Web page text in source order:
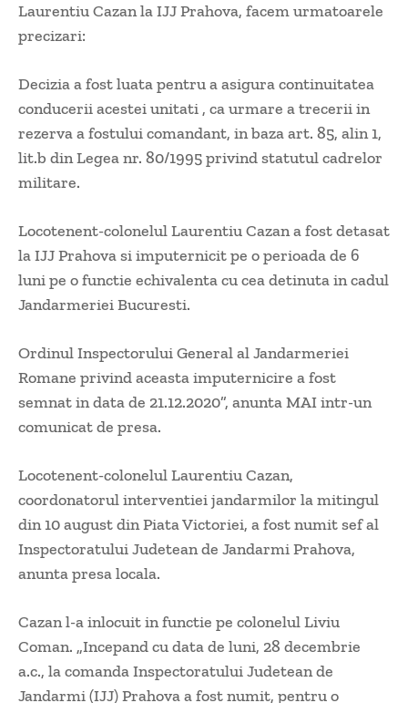
Laurentiu Cazan la IJJ Prahova, facem urmatoarele
precizari:
Decizia a fost luata pentru a asigura continuitatea
conducerii acestei unitati , ca urmare a trecerii in
rezerva a fostului comandant, in baza art. 85, alin 1,
lit.b din Legea nr. 80/1995 privind statutul cadrelor
militare.
Locotenent-colonelul Laurentiu Cazan a fost detasat
la IJJ Prahova si imputernicit pe o perioada de 6
luni pe o functie echivalenta cu cea detinuta in cadul
Jandarmeriei Bucuresti.
Ordinul Inspectorului General al Jandarmeriei
Romane privind aceasta imputernicire a fost
semnat in data de 21.12.2020”, anunta MAI intr-un
comunicat de presa.
Locotenent-colonelul Laurentiu Cazan,
coordonatorul interventiei jandarmilor la mitingul
din 10 august din Piata Victoriei, a fost numit sef al
Inspectoratului Judetean de Jandarmi Prahova,
anunta presa locala.
Cazan l-a inlocuit in functie pe colonelul Liviu
Coman. „Incepand cu data de luni, 28 decembrie
a.c., la comanda Inspectoratului Judetean de
Jandarmi (IJJ) Prahova a fost numit, pentru o